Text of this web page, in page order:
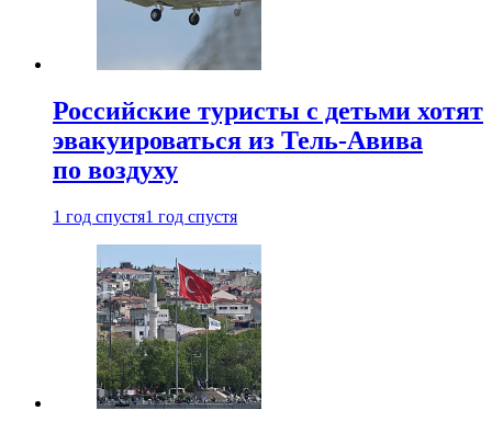
Российские туристы с детьми хотят
эвакуироваться из Тель-Авива
по воздуху
1 год спустя1 год спустя